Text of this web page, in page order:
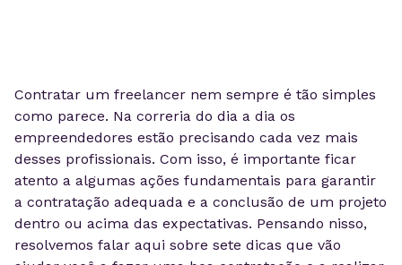
Contratar um freelancer nem sempre é tão simples
como parece. Na correria do dia a dia os
empreendedores estão precisando cada vez mais
desses profissionais. Com isso, é importante ficar
atento a algumas ações fundamentais para garantir
a contratação adequada e a conclusão de um projeto
dentro ou acima das expectativas. Pensando nisso,
resolvemos falar aqui sobre sete dicas que vão